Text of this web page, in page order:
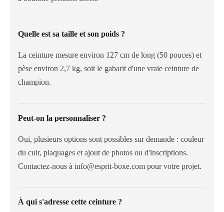
Quelle est sa taille et son poids ?
La ceinture mesure environ 127 cm de long (50 pouces) et
pèse environ 2,7 kg, soit le gabarit d'une vraie ceinture de
champion.
Peut-on la personnaliser ?
Oui, plusieurs options sont possibles sur demande : couleur
du cuir, plaquages et ajout de photos ou d'inscriptions.
Contactez-nous à info@esprit-boxe.com pour votre projet.
À qui s'adresse cette ceinture ?